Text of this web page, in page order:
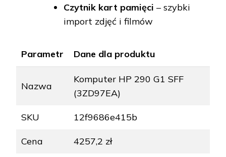
Czytnik kart pamięci – szybki
import zdjęć i filmów
Parametr Dane dla produktu
Nazwa
Komputer HP 290 G1 SFF
(3ZD97EA)
SKU 12f9686e415b
Cena 4257,2 zł